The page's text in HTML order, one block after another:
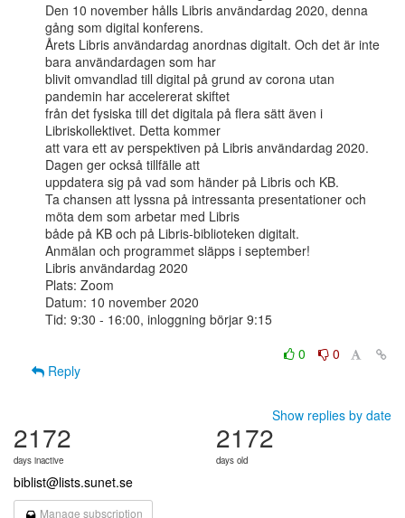
Den 10 november hålls Libris användardag 2020, denna
gång som digital konferens.
Årets Libris användardag anordnas digitalt. Och det är inte
bara användardagen som har
blivit omvandlad till digital på grund av corona utan
pandemin har accelererat skiftet
från det fysiska till det digitala på flera sätt även i
Libriskollektivet. Detta kommer
att vara ett av perspektiven på Libris användardag 2020.
Dagen ger också tillfälle att
uppdatera sig på vad som händer på Libris och KB.
Ta chansen att lyssna på intressanta presentationer och
möta dem som arbetar med Libris
både på KB och på Libris-biblioteken digitalt.
Anmälan och programmet släpps i september!
Libris användardag 2020
Plats: Zoom
Datum: 10 november 2020
Tid: 9:30 - 16:00, inloggning börjar 9:15
0
0
Reply
Show replies by date
2172
days inactive
2172
days old
biblist@lists.sunet.se
Manage subscription